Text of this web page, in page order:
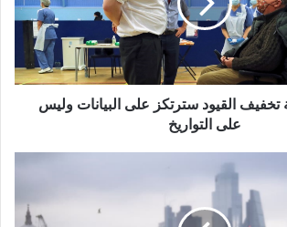
القيود سترتكز على البيانات وليس
على التواريخ